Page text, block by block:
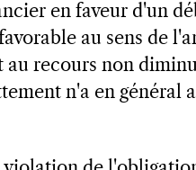
en faveur d'un
au sens de
recours non
n'a en général